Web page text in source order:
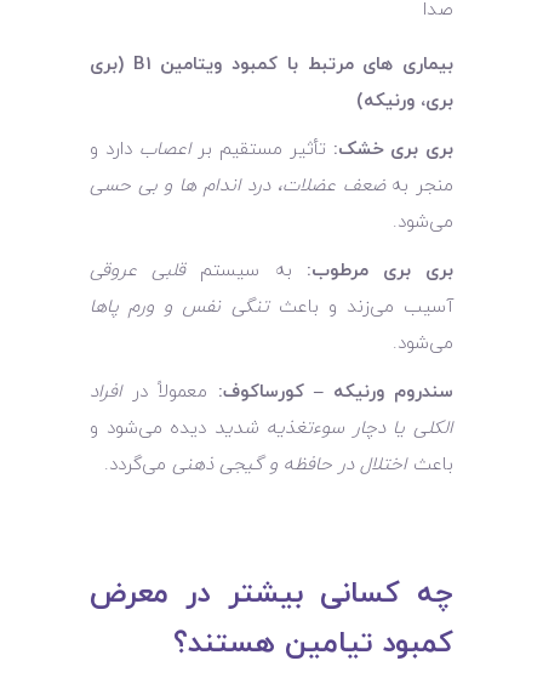
صدا
بیماری‌ های مرتبط با کمبود ویتامین B1 (بری
‌بری، ورنیکه)
بری‌ بری خشک: تأثیر مستقیم براعصاب دارد و
منجر بهضعف عضلات، درد اندام‌ ها و بی‌ حسی
می‌شود.
بری ‌بری مرطوب: به سیستمقلبی ‌عروقی
آسیب می‌زند و باعثتنگی نفس و ورم پاها
می‌شود.
سندروم ورنیکه – کورساکوف: معمولاً درافراد
الکلی یا دچار سوءتغذیه شدید دیده می‌شود و
باعثاختلال در حافظه و گیجی ذهنی می‌گردد.
چه کسانی بیشتر در معرض
کمبود تیامین هستند؟